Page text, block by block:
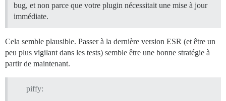
bug, et non parce que votre plugin nécessitait une mise à jour
immédiate.
Cela semble plausible. Passer à la dernière version ESR (et être un
peu plus vigilant dans les tests) semble être une bonne stratégie à
partir de maintenant.
piffy: